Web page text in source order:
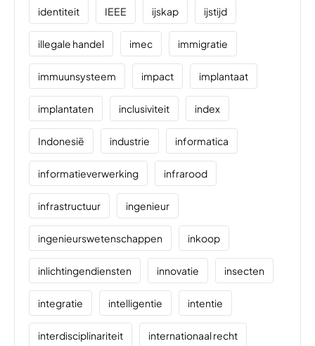
identiteit IEEE ijskap ijstijd
illegale handel imec immigratie
immuunsysteem impact implantaat
implantaten inclusiviteit index
Indonesië industrie informatica
informatieverwerking infrarood
infrastructuur ingenieur
ingenieurswetenschappen inkoop
inlichtingendiensten innovatie insecten
integratie intelligentie intentie
interdisciplinariteit internationaal recht